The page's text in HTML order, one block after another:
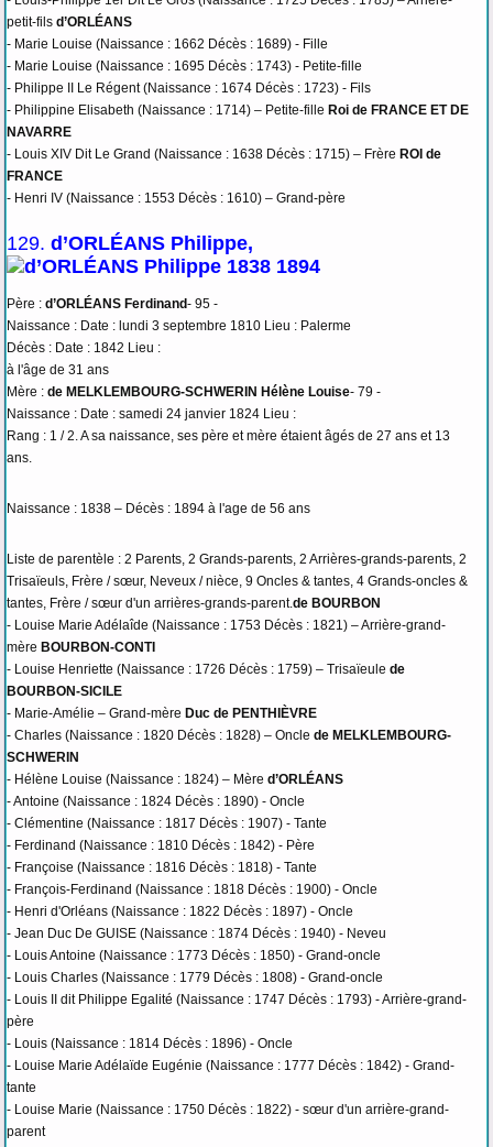
petit-fils d’ORLÉANS
- Marie Louise (Naissance : 1662 Décès : 1689) - Fille
- Marie Louise (Naissance : 1695 Décès : 1743) - Petite-fille
- Philippe II Le Régent (Naissance : 1674 Décès : 1723) - Fils
- Philippine Elisabeth (Naissance : 1714) – Petite-fille Roi de FRANCE ET DE
NAVARRE
- Louis XIV Dit Le Grand (Naissance : 1638 Décès : 1715) – Frère ROI de
FRANCE
- Henri IV (Naissance : 1553 Décès : 1610) – Grand-père
129. d’ORLÉANS Philippe,
Père : d’ORLÉANS Ferdinand- 95 -
Naissance : Date : lundi 3 septembre 1810 Lieu : Palerme
Décès : Date : 1842 Lieu :
à l'âge de 31 ans
Mère : de MELKLEMBOURG-SCHWERIN Hélène Louise- 79 -
Naissance : Date : samedi 24 janvier 1824 Lieu :
Rang : 1 / 2. A sa naissance, ses père et mère étaient âgés de 27 ans et 13
ans.
Naissance : 1838 – Décès : 1894 à l'age de 56 ans
Liste de parentèle : 2 Parents, 2 Grands-parents, 2 Arrières-grands-parents, 2
Trisaïeuls, Frère / sœur, Neveux / nièce, 9 Oncles & tantes, 4 Grands-oncles &
tantes, Frère / sœur d'un arrières-grands-parent.de BOURBON
- Louise Marie Adélaîde (Naissance : 1753 Décès : 1821) – Arrière-grand-
mère BOURBON-CONTI
- Louise Henriette (Naissance : 1726 Décès : 1759) – Trisaïeule de
BOURBON-SICILE
- Marie-Amélie – Grand-mère Duc de PENTHIÈVRE
- Charles (Naissance : 1820 Décès : 1828) – Oncle de MELKLEMBOURG-
SCHWERIN
- Hélène Louise (Naissance : 1824) – Mère d’ORLÉANS
- Antoine (Naissance : 1824 Décès : 1890) - Oncle
- Clémentine (Naissance : 1817 Décès : 1907) - Tante
- Ferdinand (Naissance : 1810 Décès : 1842) - Père
- Françoise (Naissance : 1816 Décès : 1818) - Tante
- François-Ferdinand (Naissance : 1818 Décès : 1900) - Oncle
- Henri d'Orléans (Naissance : 1822 Décès : 1897) - Oncle
- Jean Duc De GUISE (Naissance : 1874 Décès : 1940) - Neveu
- Louis Antoine (Naissance : 1773 Décès : 1850) - Grand-oncle
- Louis Charles (Naissance : 1779 Décès : 1808) - Grand-oncle
- Louis II dit Philippe Egalité (Naissance : 1747 Décès : 1793) - Arrière-grand-
père
- Louis (Naissance : 1814 Décès : 1896) - Oncle
- Louise Marie Adélaïde Eugénie (Naissance : 1777 Décès : 1842) - Grand-
tante
- Louise Marie (Naissance : 1750 Décès : 1822) - sœur d'un arrière-grand-
parent